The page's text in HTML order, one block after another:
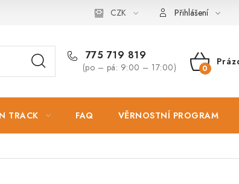
Podmínky ochrany osobních údajů Zásady použivání
CZK Přihlášení
775 719 819
(po – pá: 9:00 – 17:00)
TRACK FAQ VĚRNOSTNÍ PROGRAM